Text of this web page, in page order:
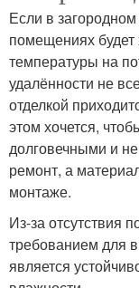
Если в
помещениях
температуры на
удалённости не
отделкой
этом хочется,
долговечными и
ремонт, а
монтаже.
Из-за отсутствия
требованием для
является